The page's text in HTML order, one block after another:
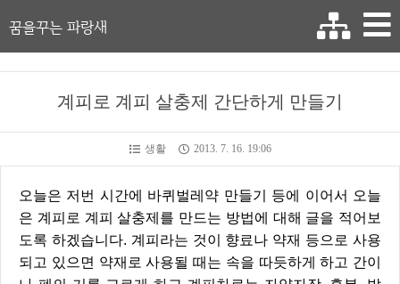
꿈을꾸는 파랑새
계피로 계피 살충제 간단하게 만들기
생활 2013. 7. 16. 19:06
오늘은 저번 시간에 바퀴벌레약 만들기 등에 이어서 오늘
은 계피로 계피 살충제를 만드는 방법에 대해 글을 적어보
도록 하겠습니다. 계피라는 것이 향료나 약재 등으로 사용
되고 있으면 약재로 사용될 때는 속을 따듯하게 하고 간이